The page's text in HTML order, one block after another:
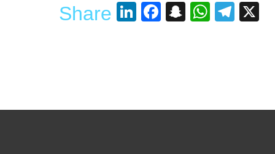
X
Telegram
WhatsApp
Snapchat
Facebook
LinkedIn
Share